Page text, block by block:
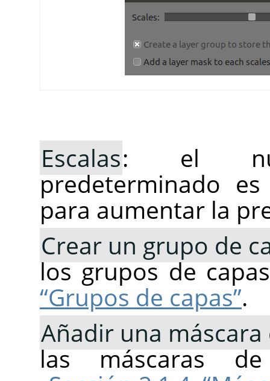
Escalas: el
predeterminado
para aumentar la
Crear un grupo de
los grupos de
“Grupos de capas”.
Añadir una máscara
las máscaras